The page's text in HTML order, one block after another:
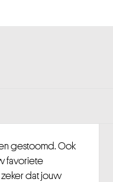
gestoomd. Ook
favoriete
dat jouw